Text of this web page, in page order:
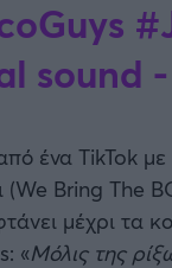
sound
ένα TikTok με
(We Bring The
μέχρι τα
«Μόλις της